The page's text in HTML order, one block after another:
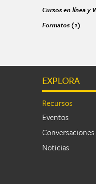
Cursos en línea y
Formatos (1)
EXPLORA
Recursos
Eventos
Conversaciones
Noticias